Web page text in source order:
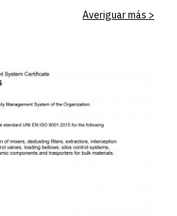
Averiguar más >